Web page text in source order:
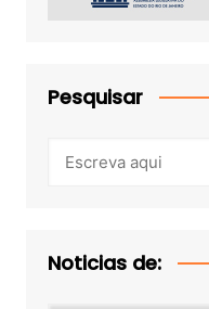
Pesquisar
Noticias de: